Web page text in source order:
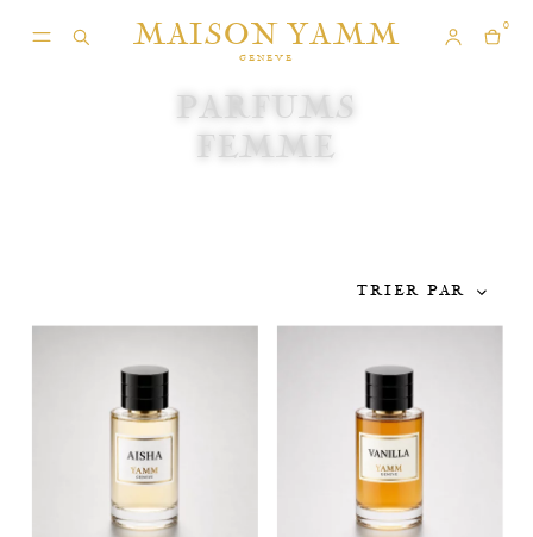
PARFUMS
FEMME
MAISON YAMM
GENEVE
0